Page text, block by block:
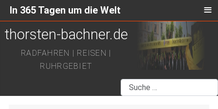
thorsten-bachner.de
RADFAHREN | REISEN |
RUHRGEBIET
Suchen
In 365 Tagen um die Welt ≡